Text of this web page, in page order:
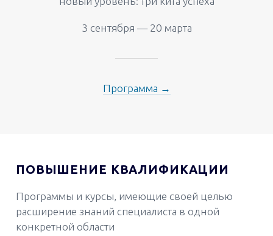
3 сентября — 20 марта
Программа →
ПОВЫШЕНИЕ КВАЛИФИКАЦИИ
Программы и курсы, имеющие своей целью
расширение знаний специалиста в одной
конкретной области